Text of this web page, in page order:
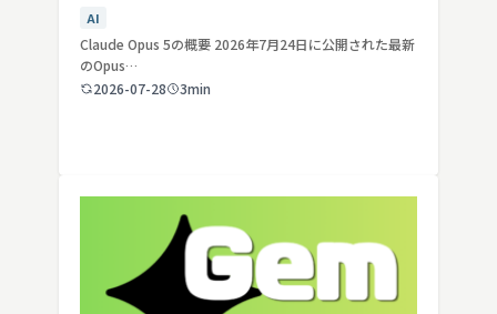
AI
Claude Opus 5の概要 2026年7月24日に公開された最新
のOpus…
2026-07-28
3min